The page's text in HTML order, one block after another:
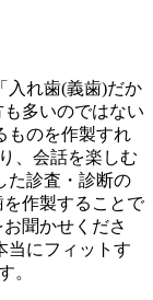
多いのではない
、会話を楽しむ
作製することで
聞かせくださ
。